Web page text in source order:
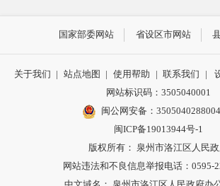
国家部委网站 省设区市网站
关于我们 | 站点地图 | 使用帮助 | 联系我们 |
网站标识码：3505040001
闽公网安备：
闽ICP备19013944号-1
版权所有： 泉州市洛江区人民
网站违法和不良信息举报电话：0595-